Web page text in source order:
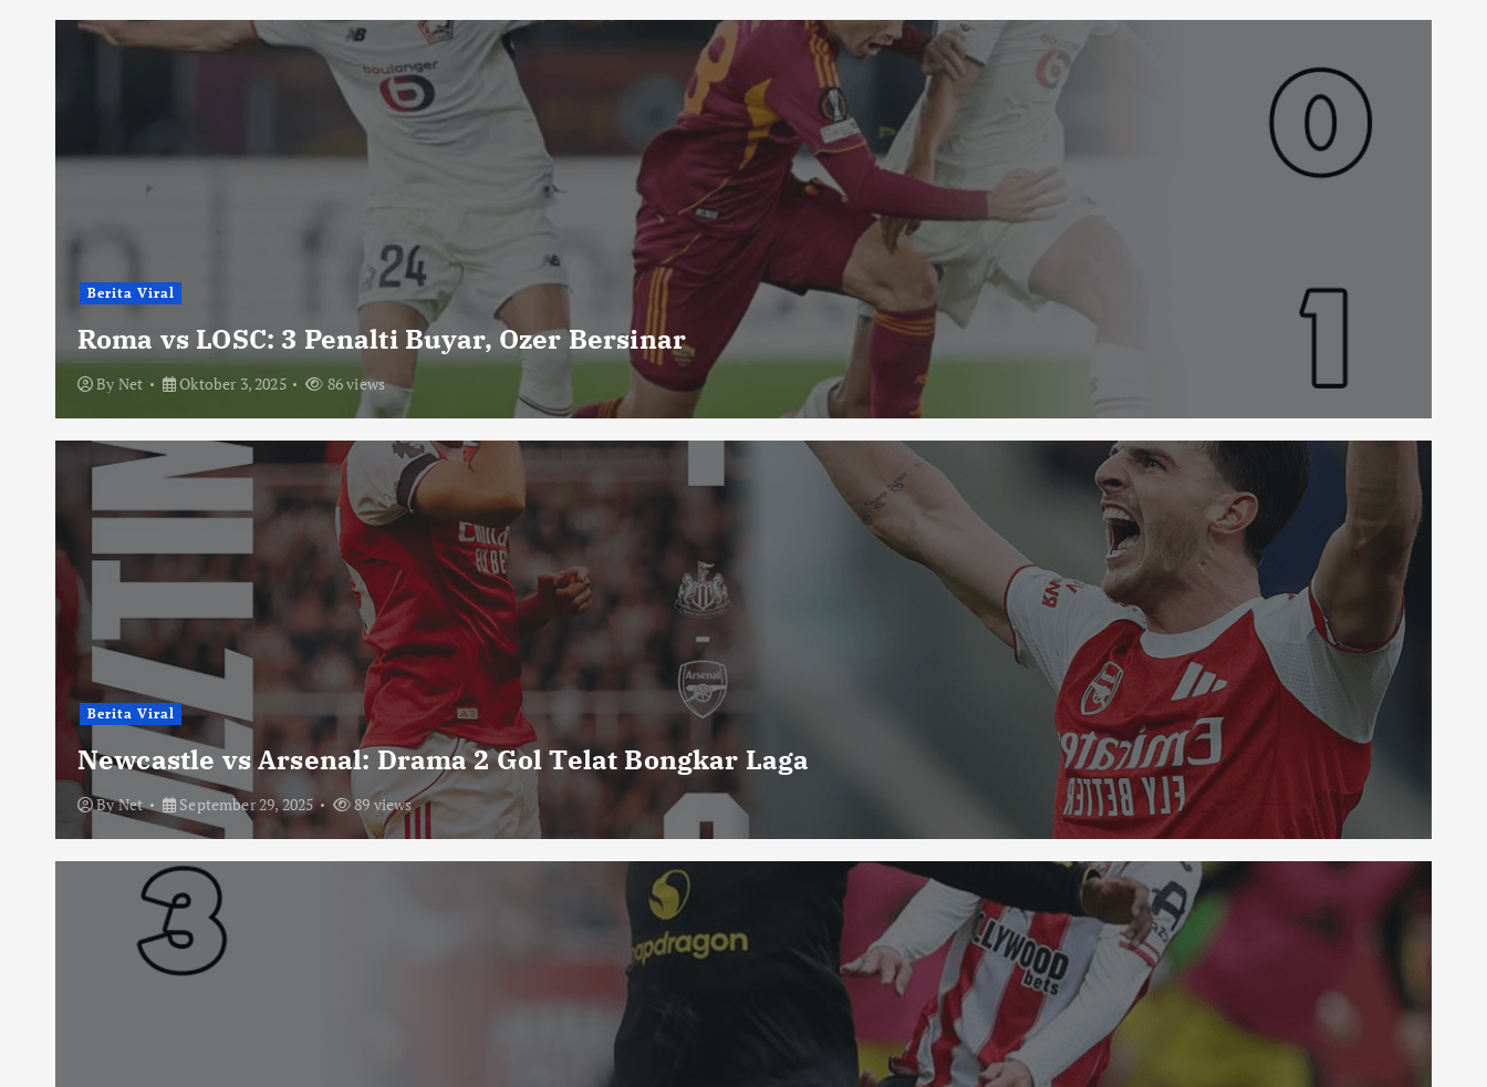
Berita Viral
Roma vs LOSC: 3 Penalti Buyar, Ozer Bersinar
By Net Oktober 3, 2025 86 views
Berita Viral
Newcastle vs Arsenal: Drama 2 Gol Telat Bongkar Laga
ByNet September 29, 2025 89 views